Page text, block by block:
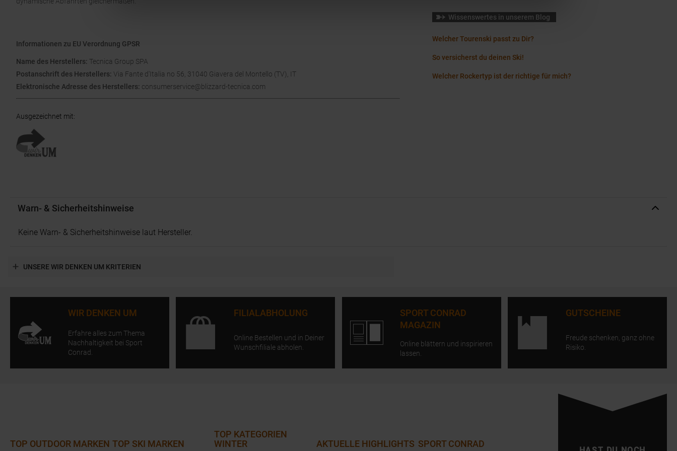
Informationen zu EU Verordnung GPSR
Name des Herstellers: Tecnica Group SPA
Postanschrift des Herstellers: Via Fante d'Italia no 56, 31040 Giavera del Montello (TV), IT
Elektronische Adresse des Herstellers: consumerservice@blizzard-tecnica.com
Ausgezeichnet mit:
Wissenswertes in unserem Blog
Welcher Tourenski passt zu Dir?
So versicherst du deinen Ski!
Welcher Rockertyp ist der richtige für mich?
Warn- & Sicherheitshinweise
Keine Warn- & Sicherheitshinweise laut Hersteller.
UNSERE WIR DENKEN UM KRITERIEN
WIR DENKEN UM
Erfahre alles zum Thema
Nachhaltigkeit bei Sport
Conrad.
FILIALABHOLUNG
Online Bestellen und in Deiner
Wunschfiliale abholen.
SPORT CONRAD
MAGAZIN
Online blättern und inspirieren
lassen.
GUTSCHEINE
Freude schenken, ganz ohne
Risiko.
TOP OUTDOOR MARKEN TOP SKI MARKEN
TOP KATEGORIEN
WINTER
AKTUELLE HIGHLIGHTS SPORT CONRAD